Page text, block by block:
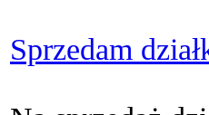
Sprzedam